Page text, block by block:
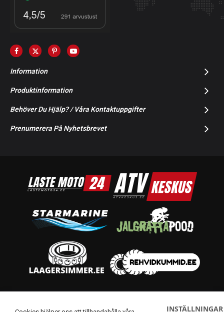
Information
Produktinformation
Behöver Du Hjälp? / Våra Kontaktuppgifter
Prenumerera På Nyhetsbrevet
INSTÄLLNINGAR